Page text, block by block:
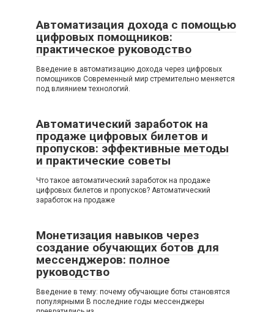
Автоматизация дохода с помощью
цифровых помощников:
практическое руководство
Введение в автоматизацию дохода через цифровых
помощников Современный мир стремительно меняется
под влиянием технологий.
Автоматический заработок на
продаже цифровых билетов и
пропусков: эффективные методы
и практические советы
Что такое автоматический заработок на продаже
цифровых билетов и пропусков? Автоматический
заработок на продаже
Монетизация навыков через
создание обучающих ботов для
мессенджеров: полное
руководство
Введение в тему: почему обучающие боты становятся
популярными В последние годы мессенджеры